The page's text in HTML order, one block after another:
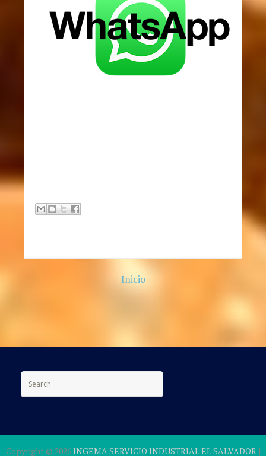
Inicio
Search for:
Copyright © 2026INGEMA SERVICIO INDUSTRIAL EL SALVADOR|